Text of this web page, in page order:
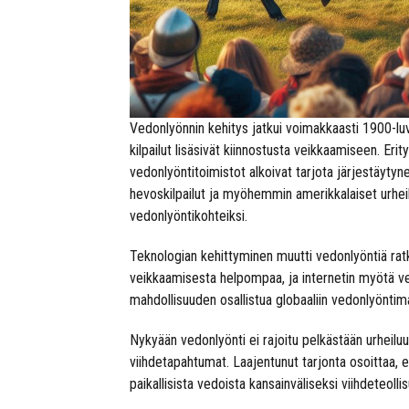
Vedonlyönnin kehitys jatkui voimakkaasti 1900-
kilpailut lisäsivät kiinnostusta veikkaamiseen.
vedonlyöntitoimistot alkoivat tarjota
hevoskilpailut ja myöhemmin amerikkalaiset
vedonlyöntikohteiksi.
Teknologian kehittyminen muutti vedonlyöntiä
veikkaamisesta helpompaa, ja internetin myötä
mahdollisuuden osallistua globaaliin
Nykyään vedonlyönti ei rajoitu pelkästään
viihdetapahtumat. Laajentunut tarjonta osoittaa,
paikallisista vedoista kansainväliseksi